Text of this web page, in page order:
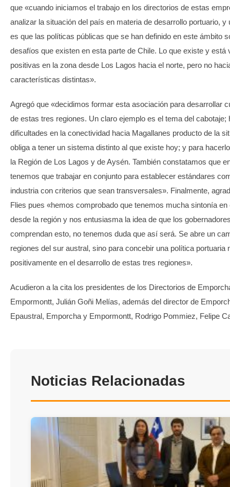
que «cuando iniciamos el trabajo en los directorios de estas
analizar la situación del país en materia de desarrollo portuario,
es que las políticas públicas que se han definido en este ámbito
desafíos que existen en esta parte de Chile. Lo que existe y está
positivas en la zona desde Los Lagos hacia el norte, pero no
características distintas».
Agregó que «decidimos formar esta asociación para desarrollar
de estas tres regiones. Un claro ejemplo es el tema del
dificultades en la conectividad hacia Magallanes producto de la
obliga a tener un sistema distinto al que existe hoy; y para
la Región de Los Lagos y de Aysén. También constatamos que
tenemos que trabajar en conjunto para establecer estándares
industria con criterios que sean transversales». Finalmente,
Flies pues «hemos comprobado que tenemos mucha sintonía
desde la región y nos entusiasma la idea de que los
comprendan esto, no tenemos duda que así será. Se abre un
regiones del sur austral, sino para concebir una política
positivamente en el desarrollo de estas tres regiones».
Acudieron a la cita los presidentes de los Directorios de
Empormontt, Julián Goñi Melías, además del director de
Epaustral, Emporcha y Empormontt, Rodrigo Pommiez, Felipe
Noticias Relacionadas